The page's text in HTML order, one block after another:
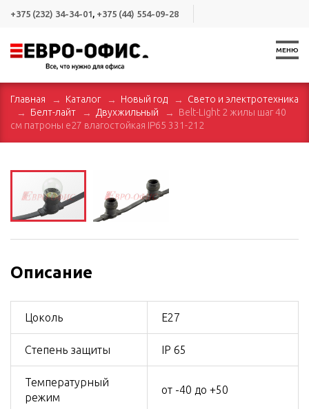
+375 (232) 34-34-01, +375 (44) 554-09-28
МЕНЮ
Главная Каталог Новый год
Свето и электротехника
Белт-лайт
Двухжильный
Belt-Light 2 жилы шаг 40
см патроны e27 влагостойкая IP65 331-212
Описание
Цоколь Е27
Степень защиты IP 65
Температурный
режим
от -40 до +50